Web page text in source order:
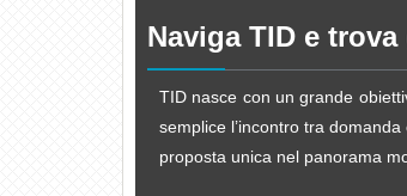
Naviga TID e
TID nasce con un grande
semplice l’incontro tra
proposta unica nel panorama